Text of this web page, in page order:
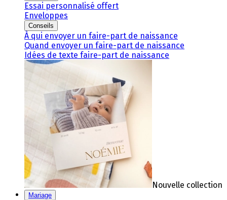
Essai personnalisé offert
Enveloppes
Conseils
À qui envoyer un faire-part de naissance
Quand envoyer un faire-part de naissance
Idées de texte faire-part de naissance
Nouvelle collection
Mariage